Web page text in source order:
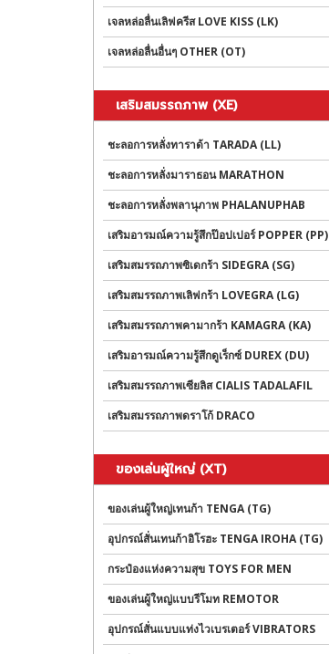
เจลหล่อลื่นเลิฟครีส LOVE KISS (LK)
เจลหล่อลื่นอื่นๆ OTHER (OT)
เสริมสมรรถภาพ (XE)
ชะลอการหลั่งทาราด้า TARADA (LL)
ชะลอการหลั่งมาราธอน MARATHON
ชะลอการหลั่งพลานุภาพ PHALANUPHAB
เสริมอารมณ์ความรู้สึกป๊อปเปอร์ POPPER (PP)
เสริมสมรรถภาพซิเดกร้า SIDEGRA (SG)
เสริมสมรรถภาพเลิฟกร้า LOVEGRA (LG)
เสริมสมรรถภาพคามากร้า KAMAGRA (KA)
เสริมอารมณ์ความรู้สึกดูเร็กซ์ DUREX (DU)
เสริมสมรรถภาพเซียลิส CIALIS TADALAFIL
เสริมสมรรถภาพดราโก้ DRACO
ของเล่นผู้ใหญ่ (XT)
ของเล่นผู้ใหญ่เทนก้า TENGA (TG)
อุปกรณ์สั่นเทนก้าอิโรฮะ TENGA IROHA (TG)
กระป๋องแห่งความสุข TOYS FOR MEN
ของเล่นผู้ใหญ่แบบรีโมท REMOTOR
อุปกรณ์สั่นแบบแท่งไวเบรเตอร์ VIBRATORS